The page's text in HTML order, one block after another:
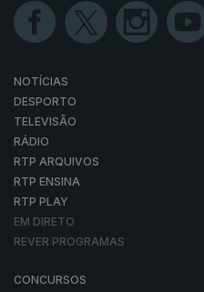
NOTÍCIAS
DESPORTO
TELEVISÃO
RÁDIO
RTP ARQUIVOS
RTP ENSINA
RTP PLAY
EM DIRETO
REVER PROGRAMAS
CONCURSOS